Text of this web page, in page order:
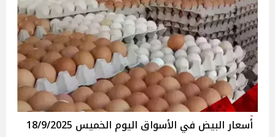
أسعار البيض في الأسواق‎‎ اليوم الخميس 18/9/2025